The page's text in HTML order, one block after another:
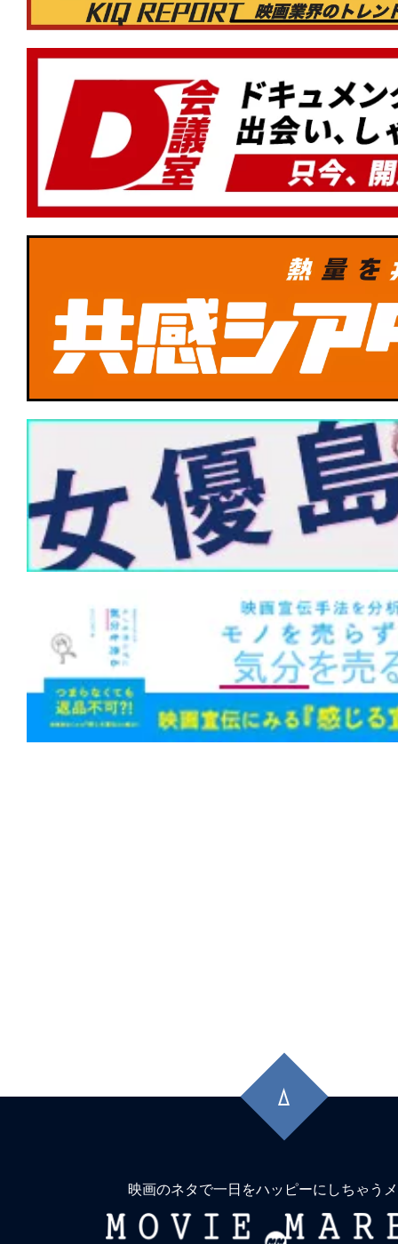
頭
に
映画のネタで一日をハッピーにしちゃう
MOVIE